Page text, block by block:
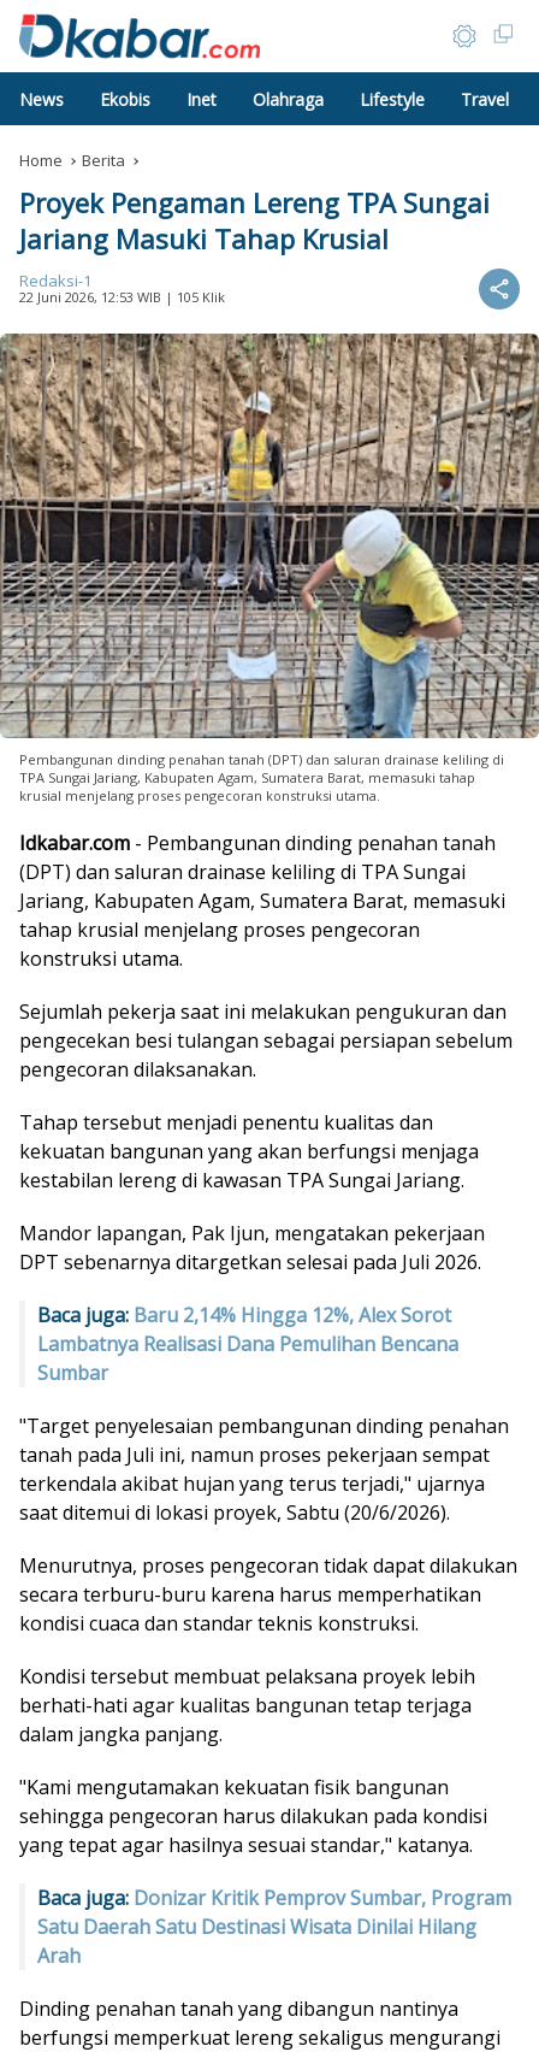
News Ekobis Inet Olahraga Lifestyle Travel
Home Berita
Proyek Pengaman Lereng TPA Sungai
Jariang Masuki Tahap Krusial
Redaksi-1
22 Juni 2026, 12:53 WIB | 105 Klik
Pembangunan dinding penahan tanah (DPT) dan saluran drainase keliling di
TPA Sungai Jariang, Kabupaten Agam, Sumatera Barat, memasuki tahap
krusial menjelang proses pengecoran konstruksi utama.
Idkabar.com - Pembangunan dinding penahan tanah
(DPT) dan saluran drainase keliling di TPA Sungai
Jariang, Kabupaten Agam, Sumatera Barat, memasuki
tahap krusial menjelang proses pengecoran
konstruksi utama.
Sejumlah pekerja saat ini melakukan pengukuran dan
pengecekan besi tulangan sebagai persiapan sebelum
pengecoran dilaksanakan.
Tahap tersebut menjadi penentu kualitas dan
kekuatan bangunan yang akan berfungsi menjaga
kestabilan lereng di kawasan TPA Sungai Jariang.
Mandor lapangan, Pak Ijun, mengatakan pekerjaan
DPT sebenarnya ditargetkan selesai pada Juli 2026.
Baca juga: Baru 2,14% Hingga 12%, Alex Sorot
Lambatnya Realisasi Dana Pemulihan Bencana
Sumbar
"Target penyelesaian pembangunan dinding penahan
tanah pada Juli ini, namun proses pekerjaan sempat
terkendala akibat hujan yang terus terjadi," ujarnya
saat ditemui di lokasi proyek, Sabtu (20/6/2026).
Menurutnya, proses pengecoran tidak dapat dilakukan
secara terburu-buru karena harus memperhatikan
kondisi cuaca dan standar teknis konstruksi.
Kondisi tersebut membuat pelaksana proyek lebih
berhati-hati agar kualitas bangunan tetap terjaga
dalam jangka panjang.
"Kami mengutamakan kekuatan fisik bangunan
sehingga pengecoran harus dilakukan pada kondisi
yang tepat agar hasilnya sesuai standar," katanya.
Baca juga: Donizar Kritik Pemprov Sumbar, Program
Satu Daerah Satu Destinasi Wisata Dinilai Hilang
Arah
Dinding penahan tanah yang dibangun nantinya
berfungsi memperkuat lereng sekaligus mengurangi